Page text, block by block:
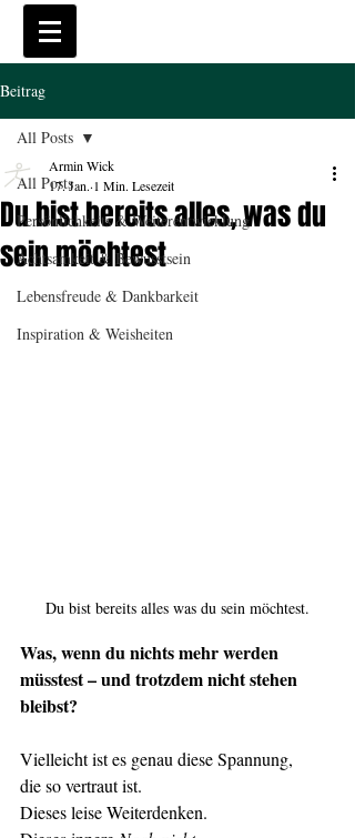
Beitrag
All Posts
Persönlichkeits & Weiterentwicklung
Achtsamkeit & Bewusstsein
Lebensfreude & Dankbarkeit
Inspiration & Weisheiten
All Posts
Du bist bereits alles, was du
sein möchtest
Armin Wick
17. Jan. 1 Min. Lesezeit
Du bist bereits alles was du sein möchtest.
Was, wenn du nichts mehr werden
müsstest – und trotzdem nicht stehen
bleibst?
Vielleicht ist es genau diese Spannung,
die so vertraut ist.
Dieses leise Weiterdenken.